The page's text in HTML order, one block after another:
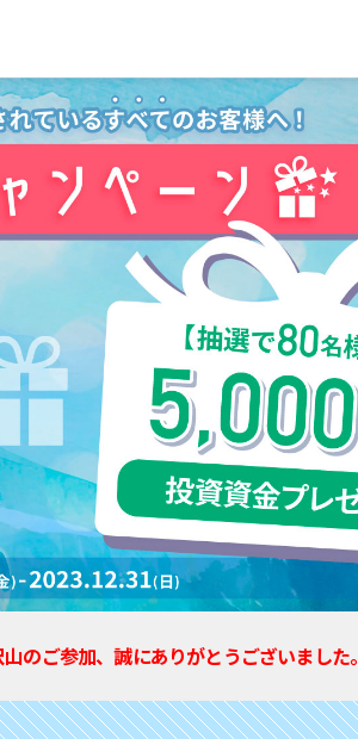
のご参加、誠にありがとうございました。